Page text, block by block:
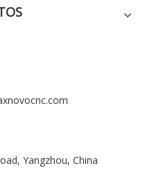
Yangzhou, China